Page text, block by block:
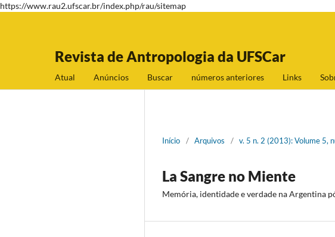
https://www.rau2.ufscar.br/index.php/rau/sitemap
Revista de Antropologia da UFSCar
Atual Anúncios Buscar números anteriores Links
Início / Arquivos / v. 5 n. 2 (2013): Volume 5,
La Sangre no Miente
Memória, identidade e verdade na Argentina